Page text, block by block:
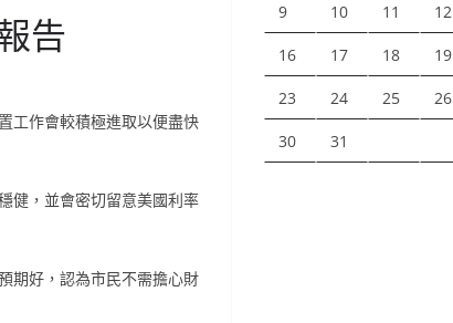
告
工作會較積極進取以便盡快
健，並會密切留意美國利率
期好，認為市民不需擔心財
9 10 11 12
16 17 18 19
23 24 25 26
30 31